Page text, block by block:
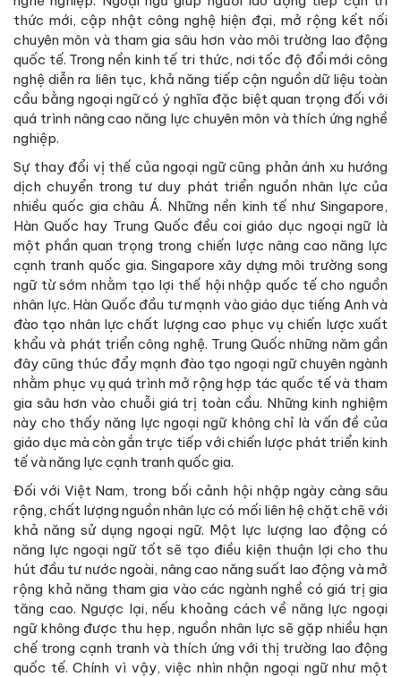
thức mới, cập nhật công nghệ hiện đại, mở rộng kết nối
chuyên môn và tham gia sâu hơn vào môi trường lao động
quốc tế. Trong nền kinh tế tri thức, nơi tốc độ đổi mới công
nghệ diễn ra liên tục, khả năng tiếp cận nguồn dữ liệu toàn
cầu bằng ngoại ngữ có ý nghĩa đặc biệt quan trọng đối với
quá trình nâng cao năng lực chuyên môn và thích ứng nghề
nghiệp.
Sự thay đổi vị thế của ngoại ngữ cũng phản ánh xu hướng
dịch chuyển trong tư duy phát triển nguồn nhân lực của
nhiều quốc gia châu Á. Những nền kinh tế như Singapore,
Hàn Quốc hay Trung Quốc đều coi giáo dục ngoại ngữ là
một phần quan trọng trong chiến lược nâng cao năng lực
cạnh tranh quốc gia. Singapore xây dựng môi trường song
ngữ từ sớm nhằm tạo lợi thế hội nhập quốc tế cho nguồn
nhân lực. Hàn Quốc đầu tư mạnh vào giáo dục tiếng Anh và
đào tạo nhân lực chất lượng cao phục vụ chiến lược xuất
khẩu và phát triển công nghệ. Trung Quốc những năm gần
đây cũng thúc đẩy mạnh đào tạo ngoại ngữ chuyên ngành
nhằm phục vụ quá trình mở rộng hợp tác quốc tế và tham
gia sâu hơn vào chuỗi giá trị toàn cầu. Những kinh nghiệm
này cho thấy năng lực ngoại ngữ không chỉ là vấn đề của
giáo dục mà còn gắn trực tiếp với chiến lược phát triển kinh
tế và năng lực cạnh tranh quốc gia.
Đối với Việt Nam, trong bối cảnh hội nhập ngày càng sâu
rộng, chất lượng nguồn nhân lực có mối liên hệ chặt chẽ với
khả năng sử dụng ngoại ngữ. Một lực lượng lao động có
năng lực ngoại ngữ tốt sẽ tạo điều kiện thuận lợi cho thu
hút đầu tư nước ngoài, nâng cao năng suất lao động và mở
rộng khả năng tham gia vào các ngành nghề có giá trị gia
tăng cao. Ngược lại, nếu khoảng cách về năng lực ngoại
ngữ không được thu hẹp, nguồn nhân lực sẽ gặp nhiều hạn
chế trong cạnh tranh và thích ứng với thị trường lao động
quốc tế. Chính vì vậy, việc nhìn nhận ngoại ngữ như một